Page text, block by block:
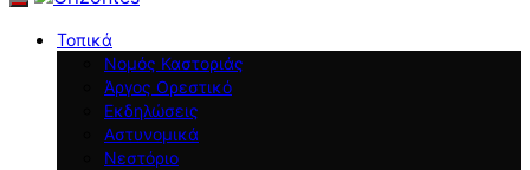
Τοπικά
Νομός Καστοριάς
Άργος Ορεστικό
Εκδηλώσεις
Αστυνομικά
Νεστόριο